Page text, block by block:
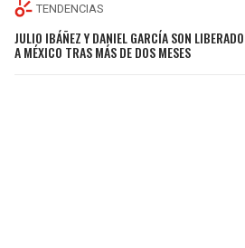
TENDENCIAS
JULIO IBÁÑEZ Y DANIEL GARCÍA SON
A MÉXICO TRAS MÁS DE DOS MESES